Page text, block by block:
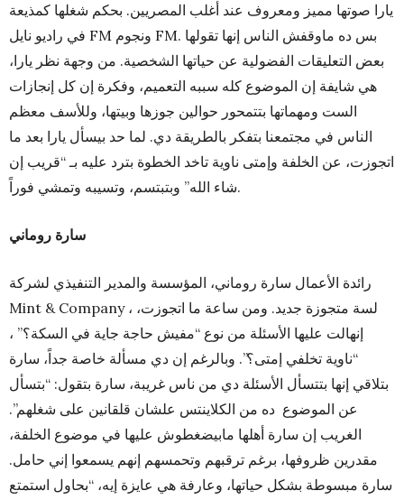
يارا صوتها مميز ومعروف عند أغلب المصريين. بحكم شغلها كمذيعة
في راديو نايل FM ونجوم FM. بس ده ماوقفش الناس إنها تقولها
بعض التعليقات الفضولية عن حياتها الشخصية. من وجهة نظر يارا،
هي شايفة إن الموضوع كله سببه التعميم، وفكرة إن كل إنجازات
الست ومهماتها بتتمحور حوالين جوزها وبيتها، وللأسف معظم
الناس في مجتمعنا بتفكر بالطريقة دي. لما حد بيسأل يارا بعد ما
اتجوزت، عن الخلفة وإمتى ناوية تاخد الخطوة بترد عليه بـ “قريب إن
شاء الله” وبتبتسم، وتسيبه وتمشي فوراً.
سارة روماني
رائدة الأعمال سارة روماني، المؤسسة والمدير التنفيذي لشركة
Mint & Company ، لسة متجوزة جديد. ومن ساعة ما اتجوزت،
إنهالت عليها الأسئلة من نوع “مفيش حاجة جاية في السكة؟” ،
“ناوية تخلفي إمتى؟”. وبالرغم إن دي مسألة خاصة جداً، سارة
بتلاقي إنها بتتسأل الأسئلة دي من ناس غريبة، سارة بتقول: “بتسأل
عن الموضوع ده من الكلاينتس علشان قلقانين على شغلهم”.
الغريب إن سارة أهلها مابيضغطوش عليها في موضوع الخلفة،
مقدرين ظروفها، برغم ترقبهم وتحمسهم إنهم يسمعوا إني حامل.
سارة مبسوطة بشكل حياتها، وعارفة هي عايزة إيه، “بحاول استمتع